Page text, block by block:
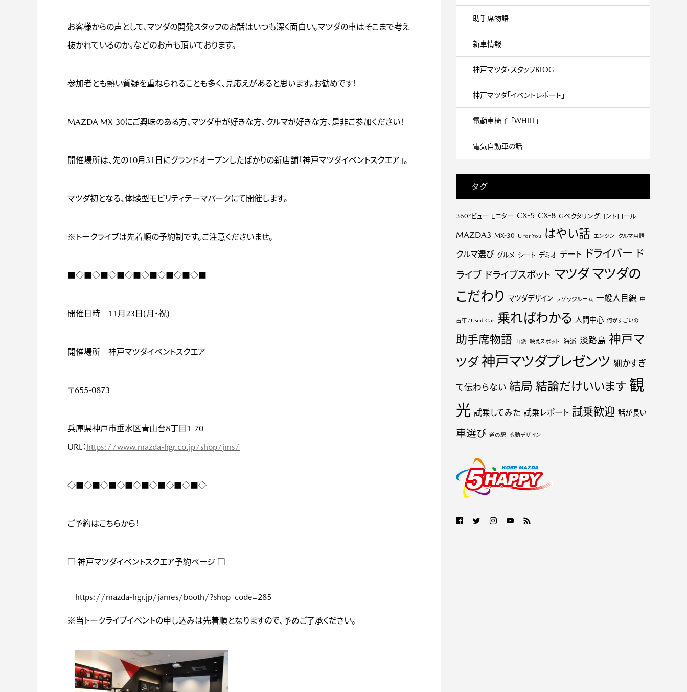
お客様からの声として、マツダの開発スタッフのお話はいつも深く面白い。マツダの車はそこまで考え
抜かれているのか。などのお声も頂いております。
参加者とも熱い質疑を重ねられることも多く、見応えがあると思います。お勧めです！
MAZDA MX-30にご興味のある方、マツダ車が好きな方、クルマが好きな方、是非ご参加ください！
開催場所は、先の10月31日にグランドオープンしたばかりの新店舗「神戸マツダイベントスクエア」。
マツダ初となる、体験型モビリティテーマパークにて開催します。
※トークライブは先着順の予約制です。ご注意くださいませ。
■◇■◇■◇■◇■◇■◇■◇■◇■
開催日時 11月23日(月・祝)
開催場所 神戸マツダイベントスクエア
〒655-0873
兵庫県神戸市垂水区青山台8丁目1-70
URL：https://www.mazda-hgr.co.jp/shop/jms/
◇■◇■◇■◇■◇■◇■◇■◇■◇
ご予約はこちらから！
□ 神戸マツダイベントスクエア予約ページ □
https://mazda-hgr.jp/james/booth/?shop_code=285
※当トークライブイベントの申し込みは先着順となりますので、予めご了承ください。
助手席物語
新車情報
神戸マツダ・スタッフBLOG
神戸マツダ「イベントレポート」
電動車椅子 「WHILL」
電気自動車の話
タグ
360°ビューモニター CX-5 CX-8 Gベクタリングコントロール
MAZDA3 MX-30 U for You はやい話 エンジン クルマ用語
クルマ選び グルメ シート デミオ デート ドライバー ド
ライブ ドライブスポット マツダ マツダの
こだわり マツダデザイン ラゲッジルーム 一般人目線 中
古車/Used Car 乗ればわかる 人間中心 何がすごいの
助手席物語 山派 映えスポット 海派 淡路島 神戸マ
ツダ 神戸マツダプレゼンツ 細かすぎ
て伝わらない 結局 結論だけいいます 観
光 試乗してみた 試乗レポート 試乗歓迎 話が長い
車選び 道の駅 魂動デザイン